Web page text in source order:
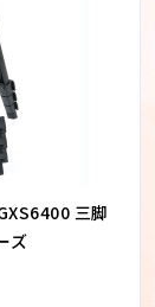
三脚
ズ